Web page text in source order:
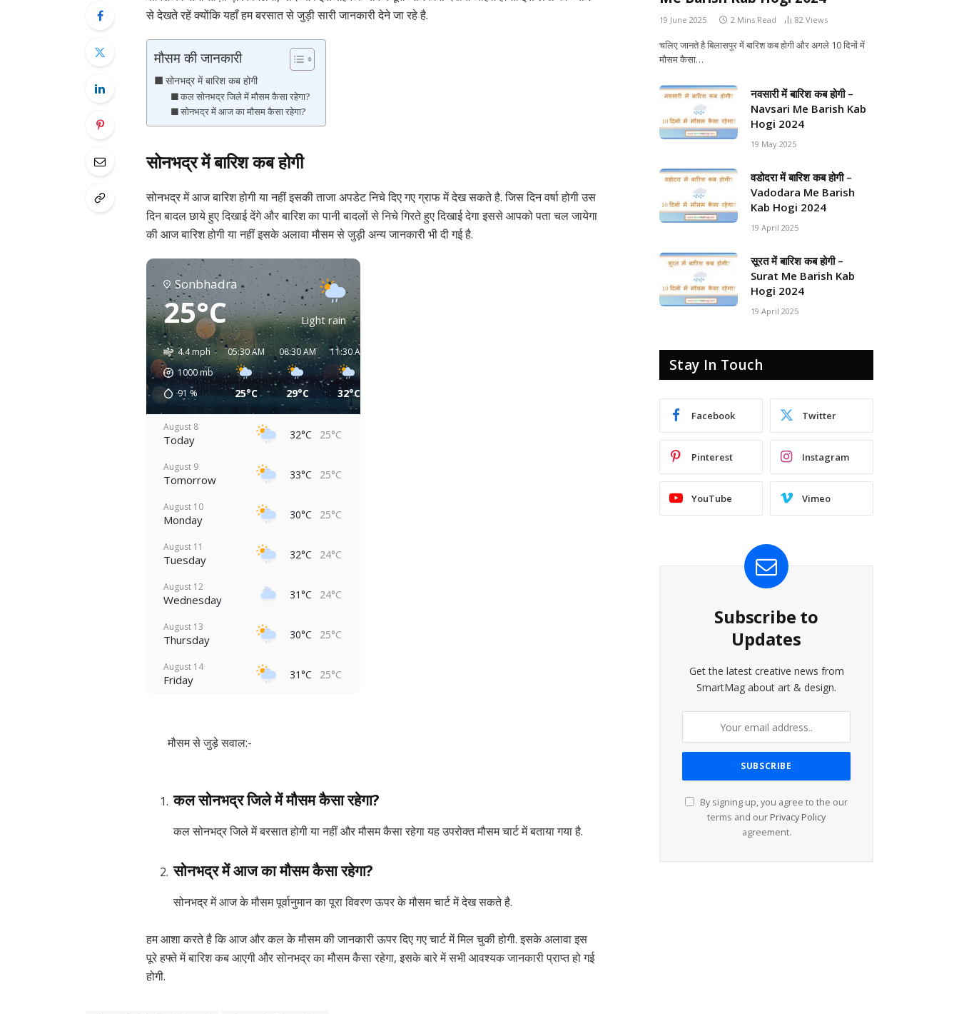
से देखते रहें क्योंकि यहाँ हम बरसात से जुड़ी सारी जानकारी देने जा रहे है.
मौसम की जानकारी
सोनभद्र में बारिश कब होगी
कल सोनभद्र जिले में मौसम कैसा रहेगा?
सोनभद्र में आज का मौसम कैसा रहेगा?
सोनभद्र में बारिश कब होगी
सोनभद्र में आज बारिश होगी या नहीं इसकी ताजा अपडेट निचे दिए गए ग्राफ में देख सकते है. जिस दिन वर्षा होगी उस
दिन बादल छाये हुए दिखाई देंगे और बारिश का पानी बादलों से निचे गिरते हुए दिखाई देगा इससे आपको पता चल जायेगा
की आज बारिश होगी या नहीं इसके अलावा मौसम से जुड़ी अन्य जानकारी भी दी गई है.
Sonbhadra
25°C Light rain
4.4 mph
1000mb
91 %
05:30 AM
25°C
08:30 AM
29°C
11:30 AM
32°C
August 8
Today 32°C 25°C
August 9
Tomorrow 33°C 25°C
August 10
Monday 30°C 25°C
August 11
Tuesday 32°C 24°C
August 12
Wednesday 31°C 24°C
August 13
Thursday 30°C 25°C
August 14
Friday 31°C 25°C
मौसम से जुड़े सवाल:-
कल सोनभद्र जिले में मौसम कैसा रहेगा?
कल सोनभद्र जिले में बरसात होगी या नहीं और मौसम कैसा रहेगा यह उपरोक्त मौसम चार्ट में बताया गया है.
सोनभद्र में आज का मौसम कैसा रहेगा?
सोनभद्र में आज के मौसम पूर्वानुमान का पूरा विवरण ऊपर के मौसम चार्ट में देख सकते है.
हम आशा करते है कि आज और कल के मौसम की जानकारी ऊपर दिए गए चार्ट में मिल चुकी होगी. इसके अलावा इस
पूरे हफ्ते में बारिश कब आएगी और सोनभद्र का मौसम कैसा रहेगा, इसके बारे में सभी आवश्यक जानकारी प्राप्त हो गई
होगी.
19 June 2025 2 Mins Read 82 Views
चलिए जानते है बिलासपुर में बारिश कब होगी और अगले 10 दिनों में
मौसम कैसा…
नवसारी में बारिश कब होगी –
Navsari Me Barish Kab
Hogi 2024
19 May 2025
वडोदरा में बारिश कब होगी –
Vadodara Me Barish
Kab Hogi 2024
19 April 2025
सूरत में बारिश कब होगी –
Surat Me Barish Kab
Hogi 2024
19 April 2025
Stay In Touch
Facebook Twitter
Pinterest Instagram
YouTube Vimeo
Subscribe to
Updates
Get the latest creative news from
SmartMag about art & design.
By signing up, you agree to the our
terms and our Privacy Policy
agreement.